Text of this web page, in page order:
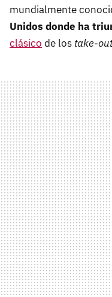
mundialmente
Unidos donde ha
clásico de los take-out